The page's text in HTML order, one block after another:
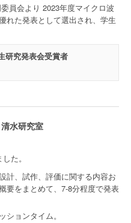
員会より 2023年度マイクロ波
れた発表として選出され、学生
研究発表会受賞者
水研究室
た。
計、試作、評価に関する内容お
要をまとめて、7-8分程度で発表
ョンタイム。